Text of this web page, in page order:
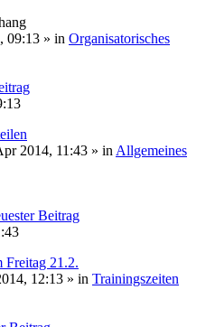
09:13 » in Organisatorisches
2014, 11:43 » in Allgemeines
Beitrag
Freitag 21.2.
12:13 » in Trainingszeiten